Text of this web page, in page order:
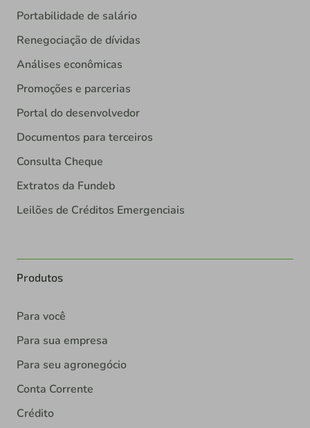
Portabilidade de salário
Renegociação de dívidas
Análises econômicas
Promoções e parcerias
Portal do desenvolvedor
Documentos para terceiros
Consulta Cheque
Extratos da Fundeb
Leilões de Créditos Emergenciais
Produtos
Para você
Para sua empresa
Para seu agronegócio
Conta Corrente
Crédito